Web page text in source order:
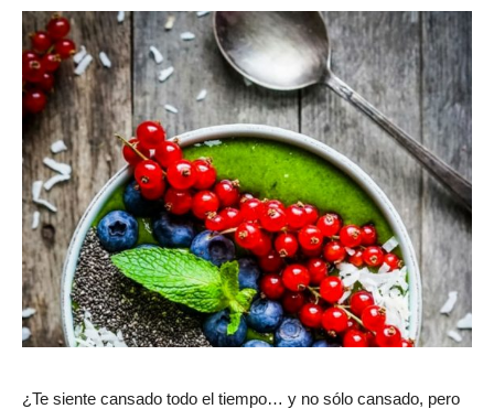
¿Te siente cansado todo el tiempo… y no sólo cansado, pero